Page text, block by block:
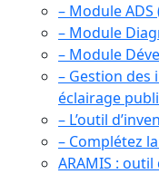
– Module
– Module
– Module
– Gestion des
éclairage
– L’outil
– Complétez
ARAMIS :